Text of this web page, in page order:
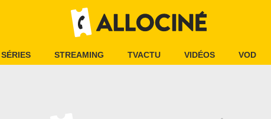
SÉRIES STREAMING TVACTU VIDÉOS VOD